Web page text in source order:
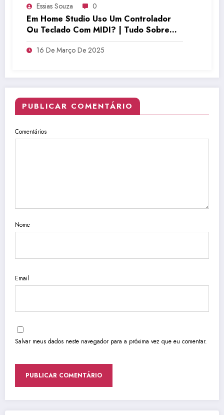
Essias Souza 0
Em Home Studio Uso Um Controlador
Ou Teclado Com MIDI? | Tudo Sobre
Teclado Musical
16 De Março De 2025
PUBLICAR COMENTÁRIO
Comentários
Nome
Email
Salvar meus dados neste navegador para a próxima vez que eu comentar.